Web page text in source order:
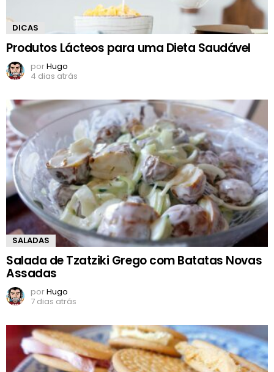
DICAS
Produtos Lácteos para uma Dieta Saudável
porHugo
4 dias atrás
SALADAS
Salada de Tzatziki Grego com Batatas Novas
Assadas
porHugo
7 dias atrás